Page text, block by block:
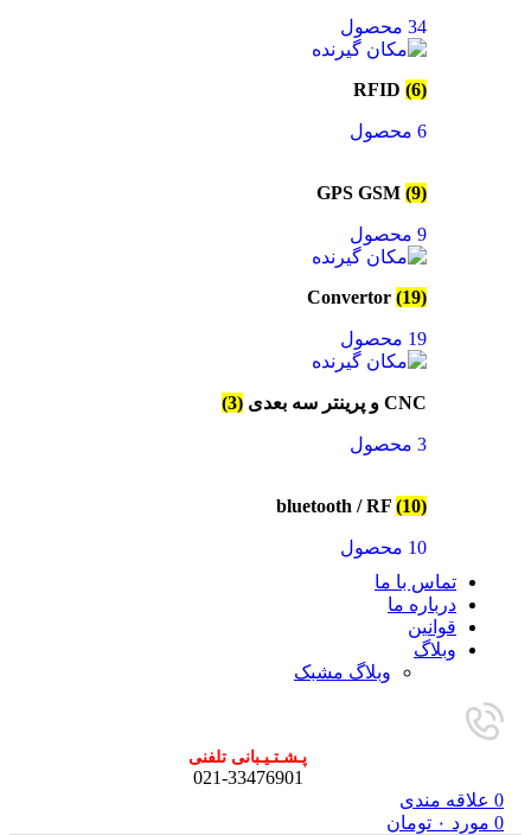
34 محصول
RFID (6)
6 محصول
GPS GSM (9)
9 محصول
Convertor (19)
19 محصول
CNC و پرینتر سه بعدی (3)
3 محصول
bluetooth / RF (10)
10 محصول
تماس با ما
درباره ما
قوانین
وبلاگ
وبلاگ مشبک
پـشـتـیـبانی تلفنی
021-33476901
0 علاقه مندی
0 مورد ۰ تومان